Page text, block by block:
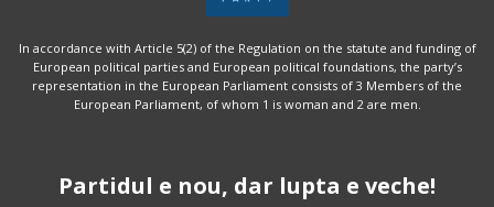
In accordance with Article 5(2) of the Regulation on the statute and funding of
European political parties and European political foundations, the party’s
representation in the European Parliament consists of 3 Members of the
European Parliament, of whom 1 is woman and 2 are men.
Partidul e nou, dar lupta e veche!